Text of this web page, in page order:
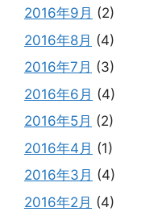
2016年9月 (2)
2016年8月 (4)
2016年7月 (3)
2016年6月 (4)
2016年5月 (2)
2016年4月 (1)
2016年3月 (4)
2016年2月 (4)